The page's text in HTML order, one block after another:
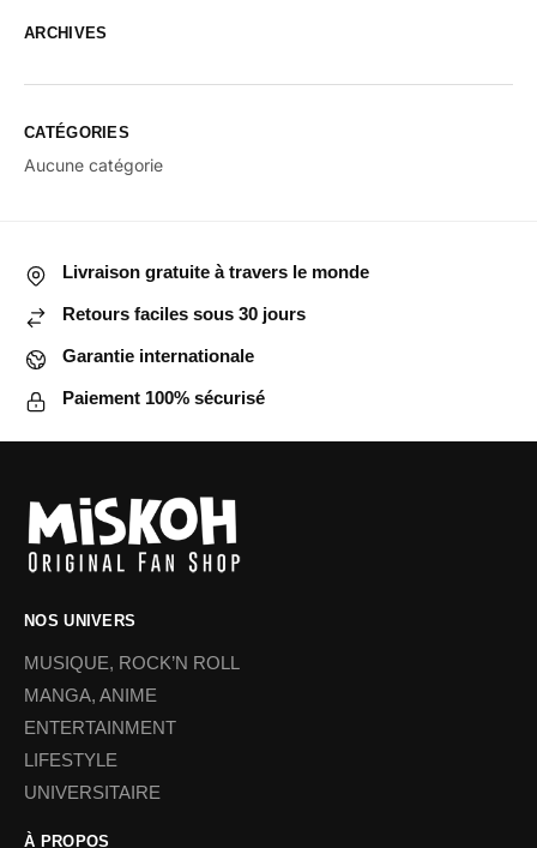
ARCHIVES
CATÉGORIES
Aucune catégorie
Livraison gratuite à travers le monde
Retours faciles sous 30 jours
Garantie internationale
Paiement 100% sécurisé
NOS UNIVERS
MUSIQUE, ROCK’N ROLL
MANGA, ANIME
ENTERTAINMENT
LIFESTYLE
UNIVERSITAIRE
À PROPOS